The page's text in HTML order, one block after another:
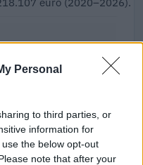
Personal
to third parties, or
information for
the below opt-out
note that after your
e medie imprese
Centrale S.p.A.
e medie imprese
Centrale S.p.A.